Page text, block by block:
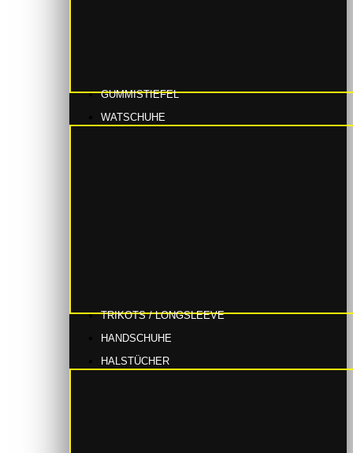
GUMMISTIEFEL
WATSCHUHE
TRIKOTS / LONGSLEEVE
HANDSCHUHE
HALSTÜCHER